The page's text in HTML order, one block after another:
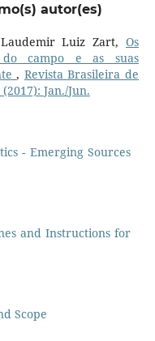
autor(es)
Laudemir Luiz Zart,Os
do campo e as suas
, Revista Brasileira de
Jan./Jun.
- Emerging Sources
and Instructions for
Scope